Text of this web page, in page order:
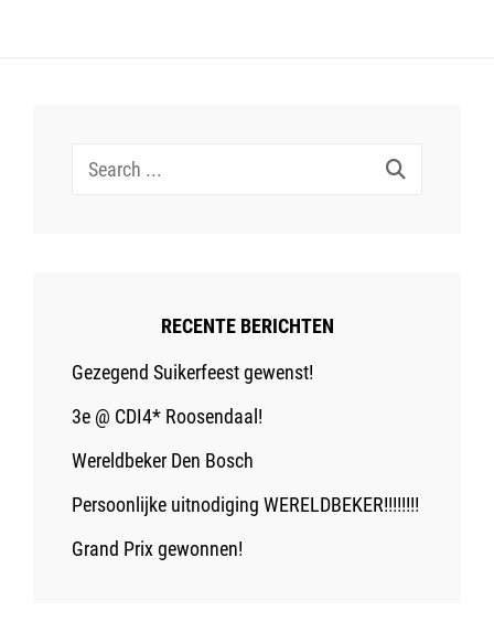
Search
RECENTE BERICHTEN
Gezegend Suikerfeest gewenst!
3e @ CDI4* Roosendaal!
Wereldbeker Den Bosch
Persoonlijke uitnodiging WERELDBEKER!!!!!!!!
Grand Prix gewonnen!